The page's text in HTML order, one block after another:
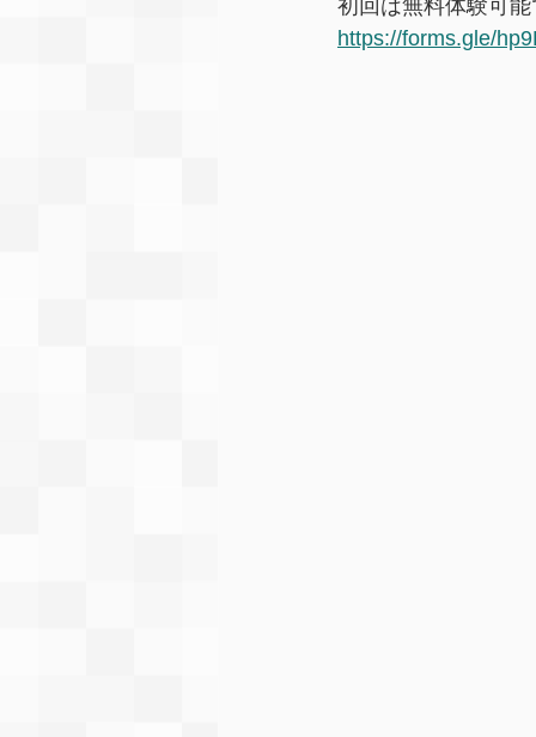
初回は無料体験可
https://forms.gle/